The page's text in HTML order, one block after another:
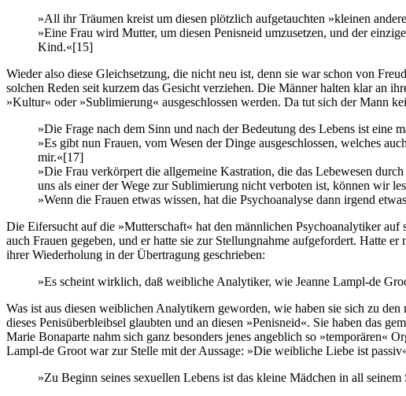
»All ihr Träumen kreist um diesen plötzlich aufgetauchten »kleinen
»Eine Frau wird Mutter, um diesen Penisneid umzusetzen, und der
Kind.«[15]
Wieder also diese Gleichsetzung, die nicht neu ist, denn sie war schon von
solchen Reden seit kurzem das Gesicht verziehen. Die Männer halten klar an
»Kultur« oder »Sublimierung« ausgeschlossen werden. Da tut sich der Mann
»Die Frage nach dem Sinn und nach der Bedeutung des Lebens ist eine
»Es gibt nun Frauen, vom Wesen der Dinge ausgeschlossen, welches
mir.«[17]
»Die Frau verkörpert die allgemeine Kastration, die das Lebewesen
uns als einer der Wege zur Sublimierung nicht verboten ist, können wir
»Wenn die Frauen etwas wissen, hat die Psychoanalyse dann irgend
Die Eifersucht auf die »Mutterschaft« hat den männlichen Psychoanalytiker
auch Frauen gegeben, und er hatte sie zur Stellungnahme aufgefordert. Hatte
ihrer Wiederholung in der Übertragung geschrieben:
»Es scheint wirklich, daß weibliche Analytiker, wie Jeanne Lampl-de
Was ist aus diesen weiblichen Analytikern geworden, wie haben sie sich zu den
dieses Penisüberbleibsel glaubten und an diesen »Penisneid«. Sie haben das
Marie Bonaparte nahm sich ganz besonders jenes angeblich so »temporären«
Lampl-de Groot war zur Stelle mit der Aussage: »Die weibliche Liebe ist
»Zu Beginn seines sexuellen Lebens ist das kleine Mädchen in all